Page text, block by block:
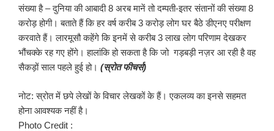
संख्या है – दुनिया की आबादी 8 अरब मानें तो दम्पती-इतर संतानों की संख्या 8
करोड़ होगी। बताते हैं कि हर वर्ष करीब 3 करोड़ लोग घर बैठे डीएनए परीक्षण
करवाते हैं। लारमूसौ कहेंगे कि इनमें से करीब 3 लाख लोग परिणाम देखकर
भौंचक्के रह गए होंगे। हालांकि हो सकता है कि जो गड़बड़ी नज़र आ रही है वह
सैकड़ों साल पहले हुई हो। (स्रोत फीचर्स)
नोट: स्रोत में छपे लेखों के विचार लेखकों के हैं। एकलव्य का इनसे सहमत
होना आवश्यक नहीं है।
Photo Credit :